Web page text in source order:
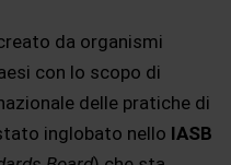
da organismi
con lo scopo di
delle pratiche di
inglobato nello IASB